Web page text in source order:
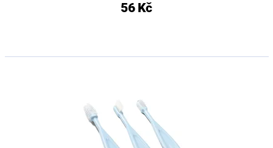
56 Kč